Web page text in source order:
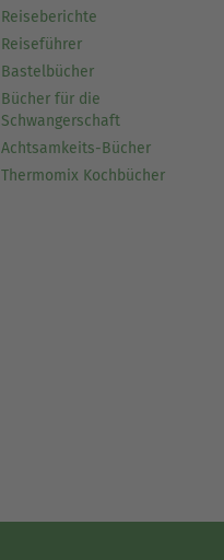
Reiseberichte
Reiseführer
Bastelbücher
Bücher für die
Schwangerschaft
Achtsamkeits-Bücher
Thermomix Kochbücher